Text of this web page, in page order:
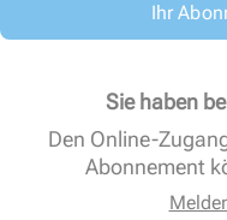
Ihr
Sie haben
Den Online-
Abonnement